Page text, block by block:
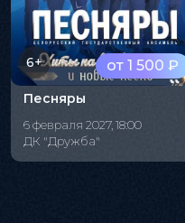
от 1 500 ₽
6+
Песняры
6 февраля 2027, 18:00
ДК "Дружба"